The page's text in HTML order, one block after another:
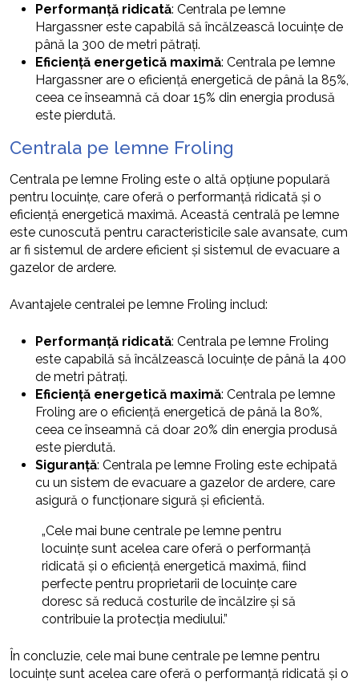
Performanță ridicată: Centrala pe lemne
Hargassner este capabilă să încălzească locuințe de
până la 300 de metri pătrați.
Eficiență energetică maximă: Centrala pe lemne
Hargassner are o eficiență energetică de până la 85%,
ceea ce înseamnă că doar 15% din energia produsă
este pierdută.
Centrala pe lemne Froling
Centrala pe lemne Froling este o altă opțiune populară
pentru locuințe, care oferă o performanță ridicată și o
eficiență energetică maximă. Această centrală pe lemne
este cunoscută pentru caracteristicile sale avansate, cum
ar fi sistemul de ardere eficient și sistemul de evacuare a
gazelor de ardere.
Avantajele centralei pe lemne Froling includ:
Performanță ridicată: Centrala pe lemne Froling
este capabilă să încălzească locuințe de până la 400
de metri pătrați.
Eficiență energetică maximă: Centrala pe lemne
Froling are o eficiență energetică de până la 80%,
ceea ce înseamnă că doar 20% din energia produsă
este pierdută.
Siguranță: Centrala pe lemne Froling este echipată
cu un sistem de evacuare a gazelor de ardere, care
asigură o funcționare sigură și eficientă.
„Cele mai bune centrale pe lemne pentru
locuințe sunt acelea care oferă o performanță
ridicată și o eficiență energetică maximă, fiind
perfecte pentru proprietarii de locuințe care
doresc să reducă costurile de încălzire și să
contribuie la protecția mediului.”
În concluzie, cele mai bune centrale pe lemne pentru
locuințe sunt acelea care oferă o performanță ridicată și o